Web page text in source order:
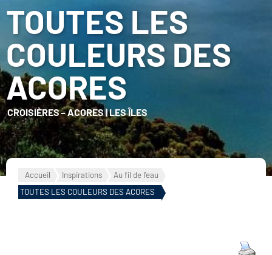
TOUTES LES
COULEURS DES
ACORES
CROISIÈRES–ACORES|LES ÎLES
Accueil Inspirations
Au fil de l'eau
TOUTES LES COULEURS DES ACORES